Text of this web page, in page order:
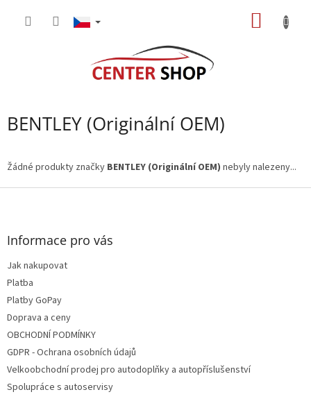
BENTLEY (Originální OEM)
Žádné produkty značky BENTLEY (Originální OEM) nebyly nalezeny...
Z
Informace pro vás
Jak nakupovat
Platba
Platby GoPay
Doprava a ceny
OBCHODNÍ PODMÍNKY
GDPR - Ochrana osobních údajů
Velkoobchodní prodej pro autodoplňky a autopříslušenství
Spolupráce s autoservisy